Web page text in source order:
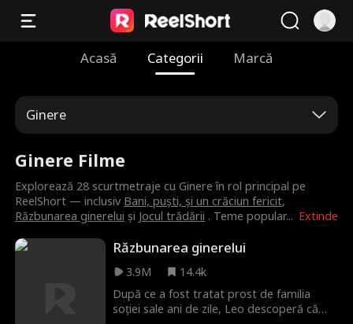
Acasă Categorii Marcă
Ginere
Ginere Filme
Extinde
Explorează 28 scurtmetraje cu Ginere în rol principal pe
ReelShort — inclusiv Bani, puști, și un crăciun fericit,
Răzbunarea ginerelui și Jocul trădării . Teme popular...
Răzbunarea ginerelui
3.9M
14.4k
După ce a fost tratat prost de familia
soției sale ani de zile, Leo descoperă că